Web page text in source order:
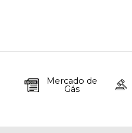
Mercado de
Gás